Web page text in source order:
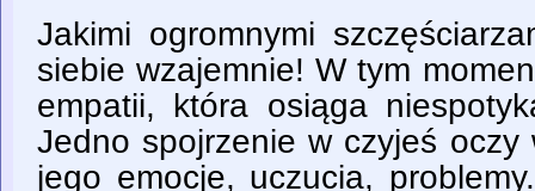
Jakimi ogromnymi
siebie wzajemnie! W tym
empatii, która osiąga
Jedno spojrzenie w czyjeś oczy
jego emocje, uczucia,